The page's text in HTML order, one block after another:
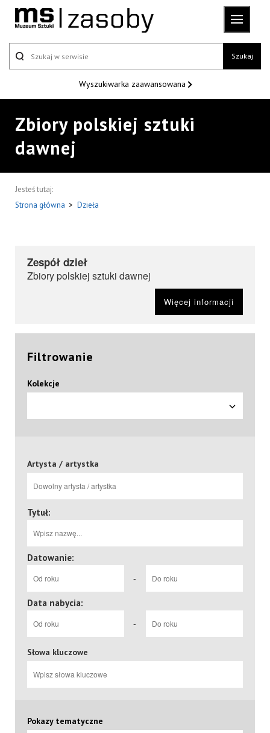
Szukaj
Wyszukiwarka zaawansowana
Zbiory polskiej sztuki
dawnej
Jesteś tutaj:
Strona główna > Dzieła
Zespół dzieł
Zbiory polskiej sztuki dawnej
Więcej informacji
Filtrowanie
Kolekcje
Artysta / artystka
Tytuł:
Datowanie:
-
Data nabycia:
-
Słowa kluczowe
Pokazy tematyczne